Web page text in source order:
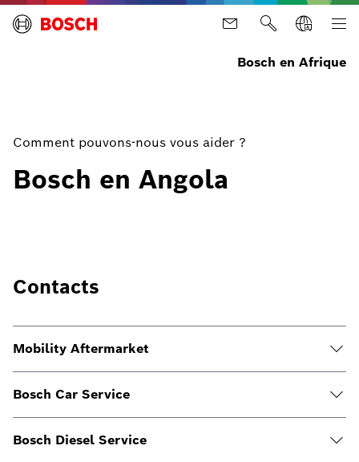
Bosch en Afrique
Comment pouvons-nous vous aider ?
Bosch en Angola
Contacts
Mobility Aftermarket
Bosch Car Service
Bosch Diesel Service